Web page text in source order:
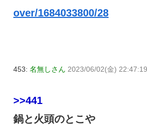
over/1684033800/28
453: 名無しさん 2023/06/02(金)
>>441
鍋と火頭のとこや